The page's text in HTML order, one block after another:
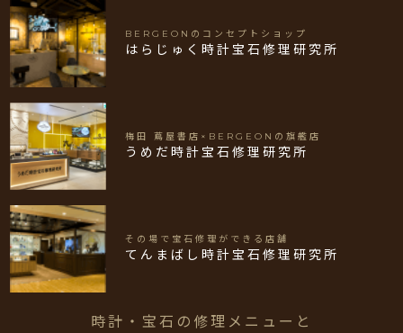
BERGEONのコンセプトショップ
はらじゅく時計宝石修理研究所
梅田 蔦屋書店×BERGEONの旗艦店
うめだ時計宝石修理研究所
その場で宝石修理ができる店舗
てんまばし時計宝石修理研究所
時計・宝石の修理メニューと